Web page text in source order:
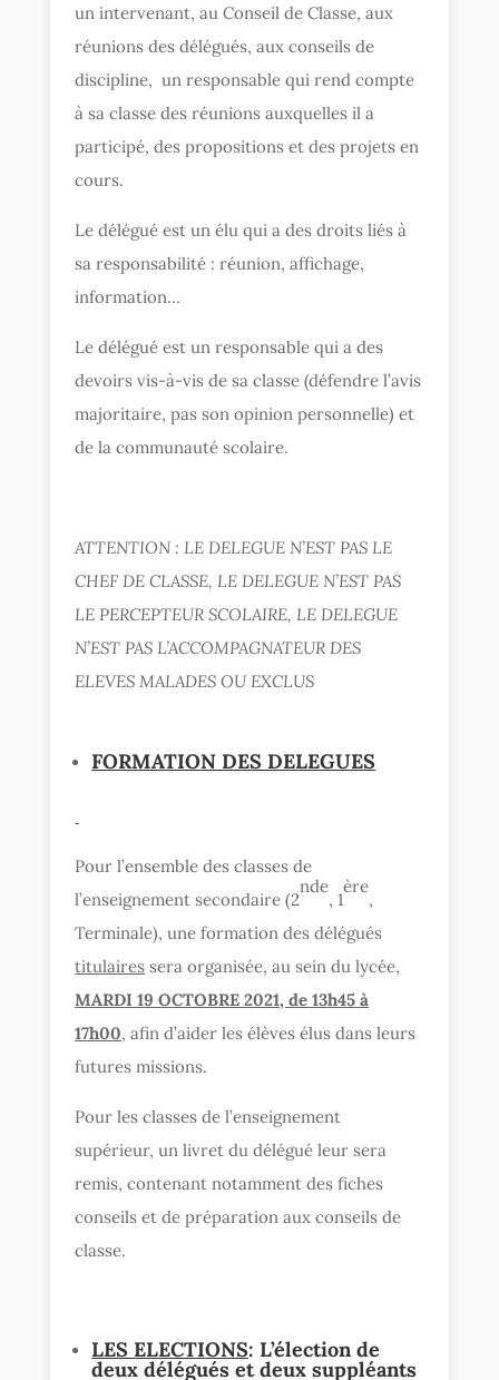
un intervenant, au Conseil de Classe, aux
réunions des délégués, aux conseils de
discipline, un responsable qui rend compte
à sa classe des réunions auxquelles il a
participé, des propositions et des projets en
cours.
Le délégué est un élu qui a des droits liés à
sa responsabilité : réunion, affichage,
information…
Le délégué est un responsable qui a des
devoirs vis-à-vis de sa classe (défendre l’avis
majoritaire, pas son opinion personnelle) et
de la communauté scolaire.
ATTENTION : LE DELEGUE N’EST PAS LE
CHEF DE CLASSE, LE DELEGUE N’EST PAS
LE PERCEPTEUR SCOLAIRE, LE DELEGUE
N’EST PAS L’ACCOMPAGNATEUR DES
ELEVES MALADES OU EXCLUS
FORMATION DES DELEGUES
Pour l’ensemble des classes de
l’enseignement secondaire (2
nde
, 1
ère
,
Terminale), une formation des délégués
titulaires sera organisée, au sein du lycée,
MARDI 19 OCTOBRE 2021, de 13h45 à
17h00, afin d’aider les élèves élus dans leurs
futures missions.
Pour les classes de l’enseignement
supérieur, un livret du délégué leur sera
remis, contenant notamment des fiches
conseils et de préparation aux conseils de
classe.
LES ELECTIONS: L’élection de
deux délégués et deux suppléants